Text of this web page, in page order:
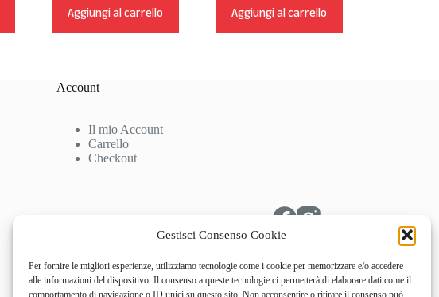
Gestisci Consenso Cookie
Per fornire le migliori esperienze, utilizziamo tecnologie come i cookie per memorizzare e/o accedere
alle informazioni del dispositivo. Il consenso a queste tecnologie ci permetterà di elaborare dati come il
comportamento di navigazione o ID unici su questo sito. Non acconsentire o ritirare il consenso può
€24.90.
€20.00.
Aggiungi al carrello
era:
€2.20.
è:
€1.50.
Aggiungi al carrello
Account
Il mio Account
Carrello
Checkout